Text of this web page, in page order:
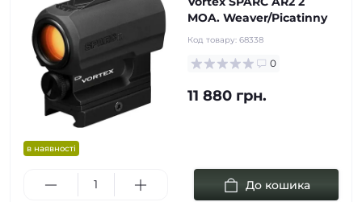
в наявності
MOA. Weaver/Picatinny
Код товару: 68338
0
11 880 грн.
До кошика